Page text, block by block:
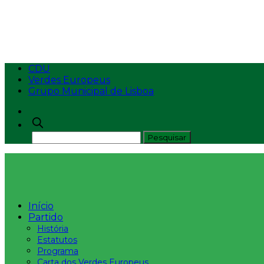
CDU
Verdes Europeus
Grupo Municipal de Lisboa
Início
Partido
História
Estatutos
Programa